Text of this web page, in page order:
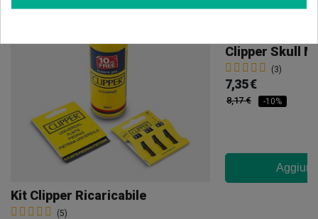
Kit Clipper Ricaricabile
(5)
Clipper Skull
(3)
7,35 €
8,17 € -10%